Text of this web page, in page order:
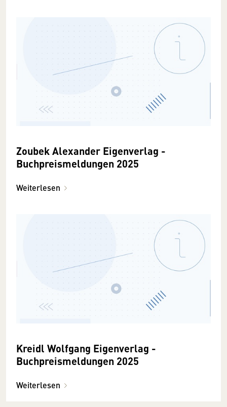
Zoubek Alexander Eigenverlag -
Buchpreismeldungen 2025
Weiterlesen
Kreidl Wolfgang Eigenverlag -
Buchpreismeldungen 2025
Weiterlesen